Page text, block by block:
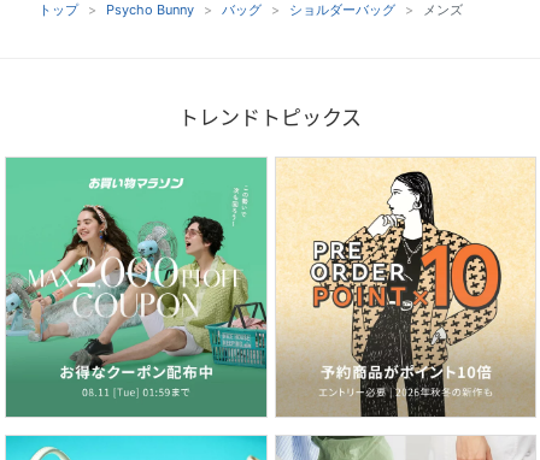
トップ Psycho Bunny バッグ ショルダーバッグ メンズ
トレンドトピックス